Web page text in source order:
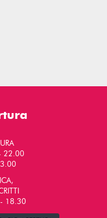
22.00
- 18.30